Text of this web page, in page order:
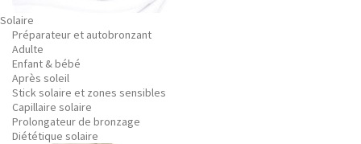
Solaire
Préparateur et autobronzant
Adulte
Enfant & bébé
Après soleil
Stick solaire et zones sensibles
Capillaire solaire
Prolongateur de bronzage
Diététique solaire